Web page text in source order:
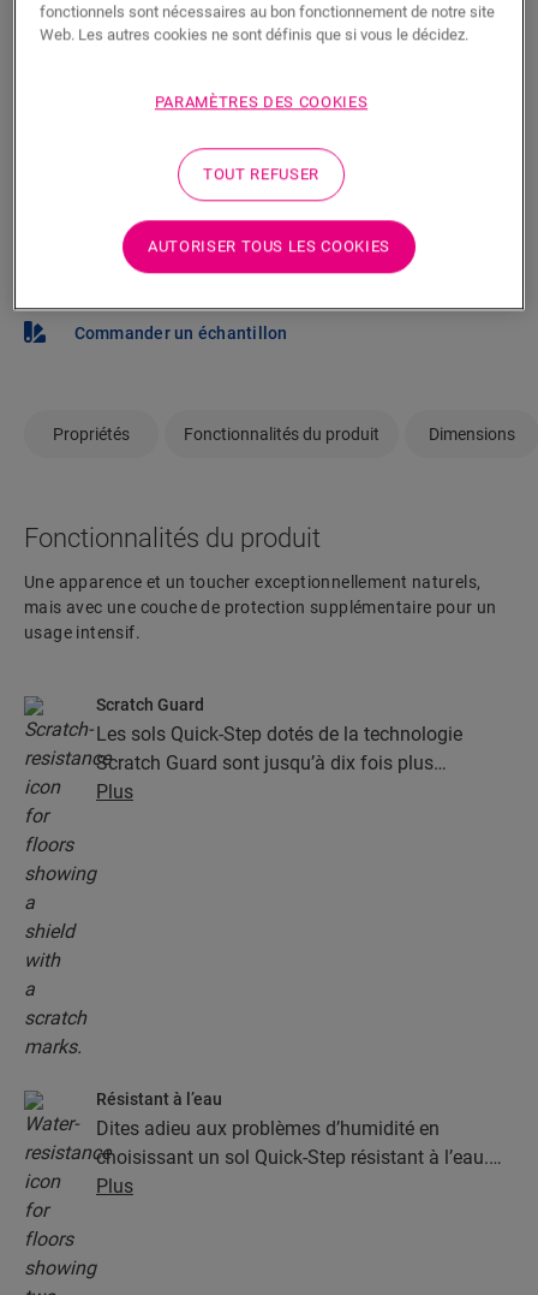
RECHERCHER
Pas sûr que ce sol corresponde à votre
style et à vos besoins ?
Commander un échantillon
Propriétés Fonctionnalités du produit Dimensions
Fonctionnalités du produit
Une apparence et un toucher exceptionnellement naturels,
mais avec une couche de protection supplémentaire pour un
usage intensif.
Scratch Guard
Les sols Quick-Step dotés de la technologie
Scratch Guard sont jusqu’à dix fois plus
résistants aux rayures que les autres sols.
Plus
Résistant à l’eau
Dites adieu aux problèmes d’humidité en
choisissant un sol Quick-Step résistant à l’eau.
Ces sols sont non seulement élégants et naturels,
Plus
fonctionnels sont nécessaires au bon fonctionnement de notre site
Web. Les autres cookies ne sont définis que si vous le décidez.
PARAMÈTRES DES COOKIES
TOUT REFUSER
AUTORISER TOUS LES COOKIES